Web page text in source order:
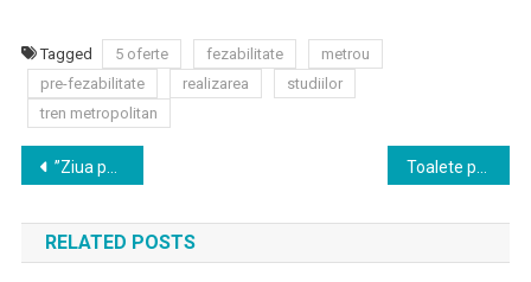
Tagged 5 oferte fezabilitate
metrou
pre-fezabilitate
realizarea
studiilor
tren metropolitan
Navigare
în
articole
”Ziua porților deschise” la Centrul de Întreținere și Adăpost Câini Fără Stăpân
RELATED POSTS